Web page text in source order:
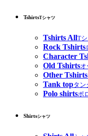
TshirtsTシャツ
Tshirts AllT
Rock Tshirts
Character
Old Tshirts
Other Tshirts
Tank topタン
Polo shirtsポ
Shirtsシャツ